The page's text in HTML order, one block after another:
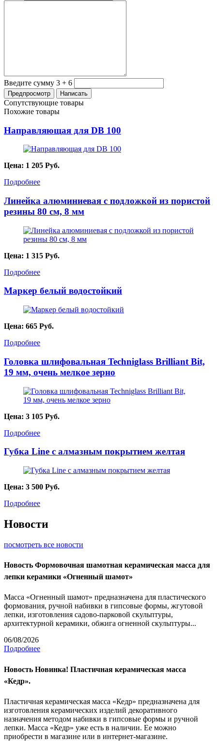
Введите сумму 3 + 6
Сопутствующие товары
Похожие товары
Направляющая для DB 100
Цена: 1 205 Руб.
Подробнее
Линейка алюминиевая с подложкой из пористой
резины 80 см, 8 мм
Цена: 1 315 Руб.
Подробнее
Маркер белый водостойкий
Цена: 665 Руб.
Подробнее
Головка шлифовальная Techniglass Brilliant Bit,
19 мм, очень мелкое зерно
Цена: 3 105 Руб.
Подробнее
Губка Line с алмазным покрытием желтая
Цена: 3 500 Руб.
Подробнее
Новости
посмотреть все новости
Новость Формовочная шамотная керамическая масса для
лепки керамики «Огненный шамот»
Масса «Огненный шамот» предназначена для пластического
формования, ручной набивки в гипсовые формы, жгутовой
лепки, изготовления садово-парковой скульптуры,
архитектурной керамики, обжига огненной скульптуры...
06/08/2026
Подробнее
Новость Новинка! Пластичная керамическая масса
«Кедр».
Пластичная керамическая масса «Кедр» предназначена для
изготовления керамических изделий декоративного
назначения методом набивки в гипсовые формы и ручной
лепки. Масса «Кедр» уже есть в наличии. Ее можно
приобрести в магазине или в интернет-магазине.